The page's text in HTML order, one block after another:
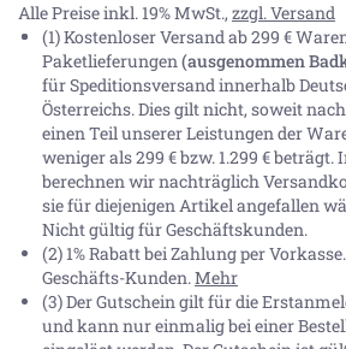
Alle Preise inkl. 19% MwSt., zzgl. Versand
(1) Kostenloser Versand ab 299 €
Paketlieferungen(ausgenommen
für Speditionsversand innerhalb
Österreichs. Dies gilt nicht, soweit
einen Teil unserer Leistungen der
weniger als 299 € bzw. 1.299 € beträgt.
berechnen wir nachträglich
sie für diejenigen Artikel angefallen
Nicht gültig für Geschäftskunden.
(2) 1% Rabatt bei Zahlung per
Geschäfts-Kunden.Mehr
(3) Der Gutschein gilt für die
und kann nur einmalig bei einer